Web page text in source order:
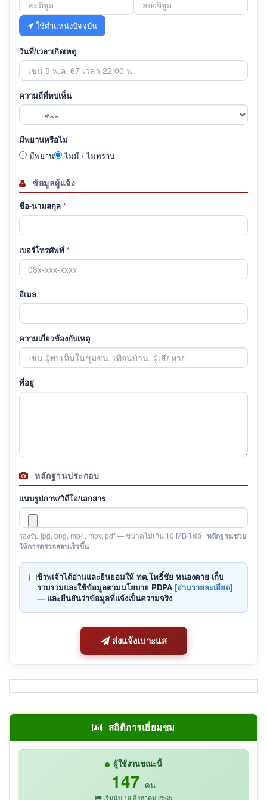
ใช้ตำแหน่งปัจจุบัน
วันที่/เวลาเกิดเหตุ
ความถี่ที่พบเห็น
มีพยานหรือไม่
มีพยาน
ไม่มี / ไม่ทราบ
ข้อมูลผู้แจ้ง
ชื่อ-นามสกุล *
เบอร์โทรศัพท์ *
อีเมล
ความเกี่ยวข้องกับเหตุ
ที่อยู่
หลักฐานประกอบ
แนบรูปภาพ/วิดีโอ/เอกสาร
รองรับ jpg, png, mp4, mov, pdf — ขนาดไม่เกิน 10 MB/ไฟล์ | หลักฐานช่วย
ให้การตรวจสอบเร็วขึ้น
ข้าพเจ้าได้อ่านและยินยอมให้ ทต.โพธิ์ชัย หนองคาย เก็บ
รวบรวมและใช้ข้อมูลตามนโยบาย PDPA [อ่านรายละเอียด]
— และยืนยันว่าข้อมูลที่แจ้งเป็นความจริง
ส่งแจ้งเบาะแส
สถิติการเยี่ยมชม
ผู้ใช้งานขณะนี้
147 คน
เริ่มนับ 19 สิงหาคม 2565